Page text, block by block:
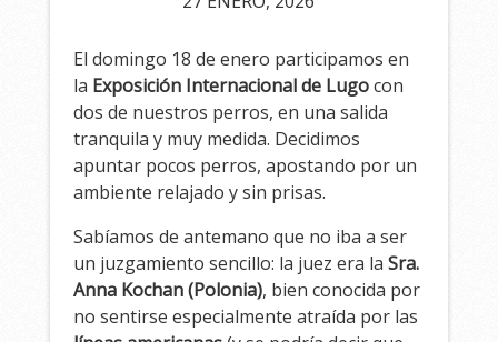
El domingo 18 de enero participamos en
la Exposición Internacional de Lugocon
dos de nuestros perros, en una salida
tranquila y muy medida. Decidimos
apuntar pocos perros, apostando por un
ambiente relajado y sin prisas.
Sabíamos de antemano que no iba a ser
un juzgamiento sencillo: la juez era laSra.
Anna Kochan (Polonia), bien conocida por
no sentirse especialmente atraída por las